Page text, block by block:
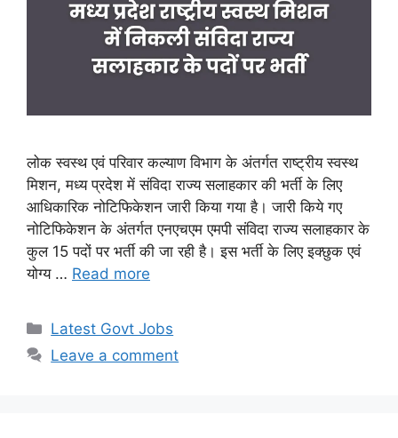
लोक स्वस्थ एवं परिवार कल्याण विभाग के अंतर्गत राष्ट्रीय स्वस्थ
मिशन, मध्य प्रदेश में संविदा राज्य सलाहकार की भर्ती के लिए
आधिकारिक नोटिफिकेशन जारी किया गया है। जारी किये गए
नोटिफिकेशन के अंतर्गत एनएचएम एमपी संविदा राज्य सलाहकार के
कुल 15 पदों पर भर्ती की जा रही है। इस भर्ती के लिए इक्छुक एवं
योग्य … Read more
Categories
Latest Govt Jobs
Leave a comment